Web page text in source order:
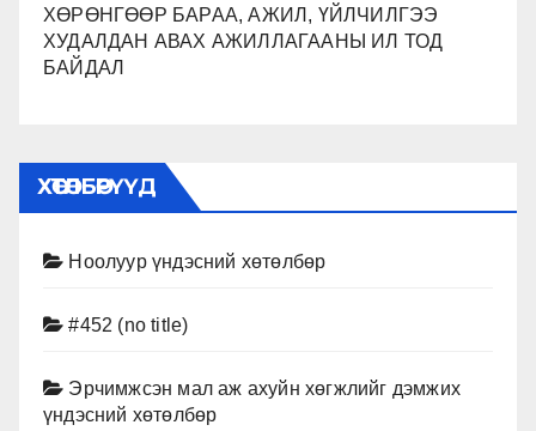
ХӨРӨНГӨӨР БАРАА, АЖИЛ, ҮЙЛЧИЛГЭЭ
ХУДАЛДАН АВАХ АЖИЛЛАГААНЫ ИЛ ТОД
БАЙДАЛ
ХӨТӨЛБӨРҮҮД
Ноолуур үндэсний хөтөлбөр
#452 (no title)
Эрчимжсэн мал аж ахуйн хөгжлийг дэмжих
үндэсний хөтөлбөр